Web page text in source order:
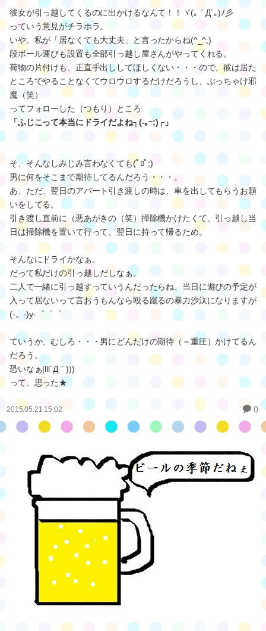
彼女が引っ越してくるのに出かけるなんて！！ヾ(｡｀Д´｡)ﾉ彡
っていう意見がチラホラ。
いや、私が「居なくても大丈夫」と言ったからね(^_^;)
段ボール運びも設置も全部引っ越し屋さんがやってくれる。
荷物の片付けも、正直手出ししてほしくない・・・ので、彼は居た
ところでやることなくてウロウロするだけだろうし、ぶっちゃけ邪
魔（笑）
ってフォローした（つもり）ところ
「ふじこって本当にドライだよね┐(-｡ｰ;)┌」
そ、そんなしみじみ言わなくても(ﾟﾛﾟ;)
男に何をそこまで期待してるんだろう・・・。
あ、ただ、翌日のアパート引き渡しの時は、車を出してもらうお願
いをしてる。
引き渡し直前に（悪あがきの（笑）掃除機かけたくて、引っ越し当
日は掃除機を置いて行って、翌日に持って帰るため。
そんなにドライかなぁ。
だって私だけの引っ越しだしなぁ。
二人で一緒に引っ越すっていうんだったらね、当日に遊びの予定が
入って居ないって言おうもんなら殴る蹴るの暴力沙汰になりますが
(-。-)y-゜゜゜
ていうか、むしろ・・・男にどんだけの期待（＝重圧）かけてるん
だろう。
恐いなぁ|lll´Д｀)))
って、思った★
2015.05.21 15:02 0